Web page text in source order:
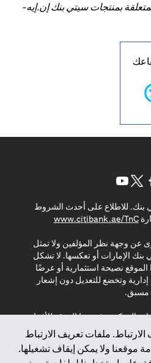
بمنتجات سيتي بنك إن.إيه-
ملفات تعريف الارتباط
موقعنا ولا يمكن إيقاف تشغيلها.
للاطلاع على أحدث الشروط
www.citibank.ae/TnC
(opens in a new tab)
عن وجهة نظر المؤلفين ولا تمثل
الإمارات أو تعكسها. لا تشكل
الموقع نصيحة استثمارية أو عرضًا
وتخضع للتعديل دون إشعار
مسبق.
المذكورة في هذا الموقع للأفراد
أو المنطقة الاقتصادية الأوروبية أو
أو موناكو أو سان مارينو أو
المتحدة أو خصوصية البيانات